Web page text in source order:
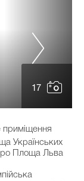
17
приміщення
Українських
Площа Льва